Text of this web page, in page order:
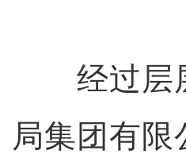
经过层层
局集团有